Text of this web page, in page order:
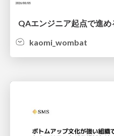
kaomi_wombat